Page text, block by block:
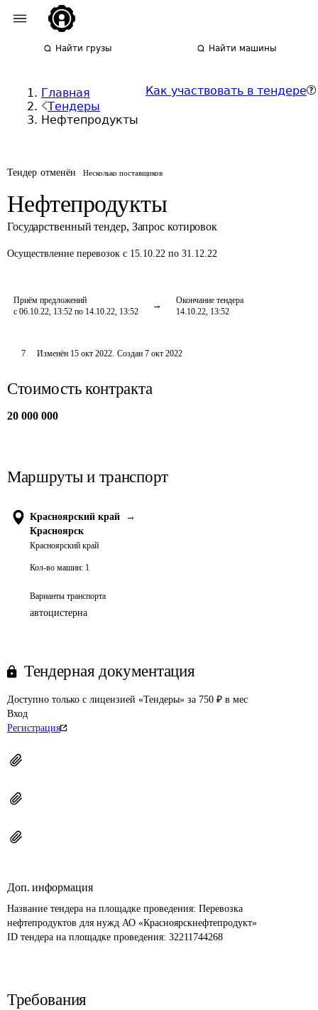
Найти грузы Найти машины
Главная
Тендеры
Нефтепродукты
Как участвовать в тендере
Тендер отменён Несколько поставщиков
Нефтепродукты
Государственный тендер, Запрос котировок
Осуществление перевозок с 15.10.22 по 31.12.22
Приём предложений
с 06.10.22, 13:52 по 14.10.22, 13:52
Окончание тендера
14.10.22, 13:52
7 Изменён 15 окт 2022. Создан 7 окт 2022
Стоимость контракта
20 000 000
Маршруты и транспорт
Красноярский край
→
Красноярск
Красноярский край
Кол-во машин: 1
Варианты транспорта
автоцистерна
Тендерная документация
Доступно только с лицензией «Тендеры» за 750 ₽ в мес
Вход
Регистрация
Доп. информация
Название тендера на площадке проведения: Перевозка
нефтепродуктов для нужд АО «Красноярскнефтепродукт»
ID тендера на площадке проведения: 32211744268
Требования